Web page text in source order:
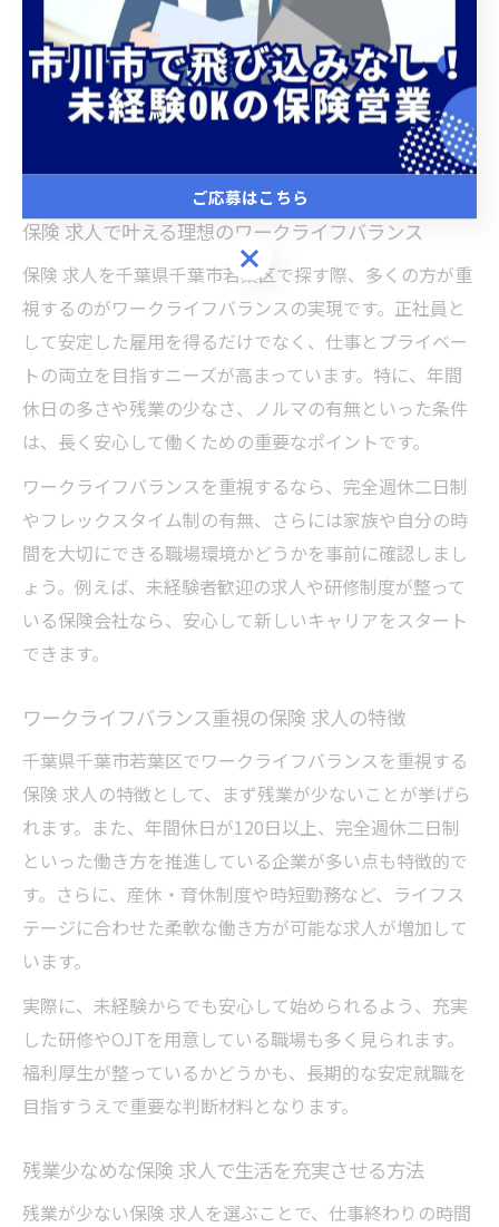
ワークライフバランス重視の働き方探
保険 求人で叶える理想のワークライフバランス
保険 求人を千葉県千葉市若葉区で探す際、多くの方が重
視するのがワークライフバランスの実現です。正社員と
して安定した雇用を得るだけでなく、仕事とプライベー
トの両立を目指すニーズが高まっています。特に、年間
休日の多さや残業の少なさ、ノルマの有無といった条件
は、長く安心して働くための重要なポイントです。
ワークライフバランスを重視するなら、完全週休二日制
やフレックスタイム制の有無、さらには家族や自分の時
間を大切にできる職場環境かどうかを事前に確認しまし
ょう。例えば、未経験者歓迎の求人や研修制度が整って
いる保険会社なら、安心して新しいキャリアをスタート
できます。
ワークライフバランス重視の保険 求人の特徴
千葉県千葉市若葉区でワークライフバランスを重視する
保険 求人の特徴として、まず残業が少ないことが挙げら
れます。また、年間休日が120日以上、完全週休二日制
といった働き方を推進している企業が多い点も特徴的で
す。さらに、産休・育休制度や時短勤務など、ライフス
テージに合わせた柔軟な働き方が可能な求人が増加して
います。
実際に、未経験からでも安心して始められるよう、充実
した研修やOJTを用意している職場も多く見られます。
福利厚生が整っているかどうかも、長期的な安定就職を
目指すうえで重要な判断材料となります。
残業少なめな保険 求人で生活を充実させる方法
残業が少ない保険 求人を選ぶことで、仕事終わりの時間
ご応募はこちら
ご応募はこちら